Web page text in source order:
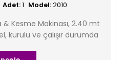
Adet:1 Model:2010
Kesme Makinası, 2.40 mt
kurulu ve çalışır durumda